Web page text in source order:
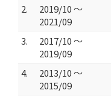
2.
2019/10 ～
2021/09
3.
2017/10 ～
2019/09
4.
2013/10 ～
2015/09